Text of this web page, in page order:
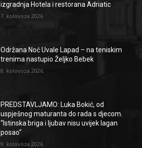
izgradnja Hotela i restorana Adriatic
7. kolovoza 2026.
Održana Noć Uvale Lapad – na teniskim
trenima nastupio Željko Bebek
8. kolovoza 2026.
PREDSTAVLJAMO: Luka Bokić, od
uspješnog maturanta do rada s djecom.
“Istinska briga i ljubav nisu uvijek lagan
posao“
9. kolovoza 2026.